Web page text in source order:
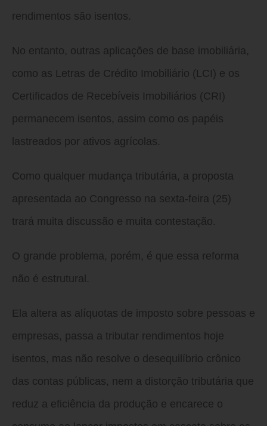
rendimentos são isentos.
No entanto, outras aplicações de base imobiliária,
como as Letras de Crédito Imobiliário (LCI) e os
Certificados de Recebíveis Imobiliários (CRI)
permanecem isentos, assim como os papéis
lastreados por ativos agrícolas.
Como qualquer mudança tributária, a proposta
apresentada ao Congresso na sexta-feira (25)
trará muita discussão e muita contestação.
O grande problema, porém, é que essa reforma
não é estrutural.
Ela altera as alíquotas de imposto sobre pessoas e
empresas, passa a tributar rendimentos hoje
isentos, mas não resolve o desequilíbrio crônico
das contas públicas, nem a distorção tributária que
reduz a eficiência da produção e encarece o